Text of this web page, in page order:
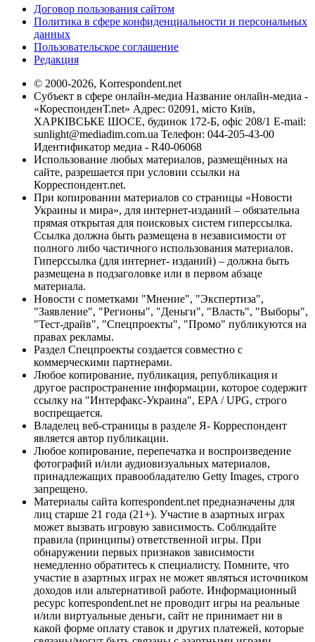
Договор пользования сайтом
Политика в сфере конфиденциальности и персональных
данных
Пользовательское соглашение
Редакция
© 2000-2026, Korrespondent.net
Субъект в сфере онлайн-медиа Название онлайн-медиа -
«КореспонденТ.net» Адрес: 02091, місто Київ,
ХАРКІВСЬКЕ ШОСЕ, будинок 172-Б, офіс 208/1 E-mail:
sunlight@mediadim.com.ua Телефон: 044-205-43-00
Идентификатор медиа - R40-06068
Использование любых материалов, размещённых на
сайте, разрешается при условии ссылки на
Корреспондент.net.
При копировании материалов со страницы «Новости
Украины и мира», для интернет-изданий – обязательна
прямая открытая для поисковых систем гиперссылка.
Ссылка должна быть размещена в независимости от
полного либо частичного использования материалов.
Гиперссылка (для интернет- изданий) – должна быть
размещена в подзаголовке или в первом абзаце
материала.
Новости с пометками "Мнение", "Экспертиза",
"Заявление", "Регионы", "Деньги", "Власть", "Выборы",
"Тест-драйв", "Спецпроекты", "Промо" публикуются на
правах рекламы.
Раздел Спецпроекты создается совместно с
коммерческими партнерами.
Любое копирование, публикация, републикация и
другое распространение информации, которое содержит
ссылку на "Интерфакс-Украина", EPA / UPG, строго
воспрещается.
Владелец веб-страницы в разделе Я- Корреспондент
является автор публикации.
Любое копирование, перепечатка и воспроизведение
фотографий и/или аудиовизуальных материалов,
принадлежащих правообладателю Getty Images, строго
запрещено.
Материалы сайта korrespondent.net предназначены для
лиц старше 21 года (21+). Участие в азартных играх
может вызвать игровую зависимость. Соблюдайте
правила (принципы) ответственной игры. При
обнаружении первых признаков зависимости
немедленно обратитесь к специалисту. Помните, что
участие в азартных играх не может являться источником
доходов или альтернативой работе. Информационный
ресурс korrespondent.net не проводит игры на реальные
и/или виртуальные деньги, сайт не принимает ни в
какой форме оплату ставок и других платежей, которые